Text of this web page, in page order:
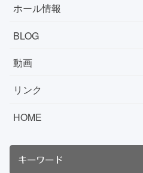
ホール情報
BLOG
動画
リンク
HOME
キーワード